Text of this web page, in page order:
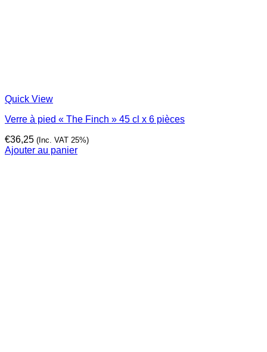
Quick View
Verre à pied « The Finch » 45 cl x 6 pièces
€36,25 (Inc. VAT 25%)
Ajouter au panier